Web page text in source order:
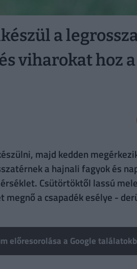
a
viharokat hoz
majd kedden
a hajnali fagyok és
Csütörtöktől lassú
a csapadék esélye -
előresorolása a Google